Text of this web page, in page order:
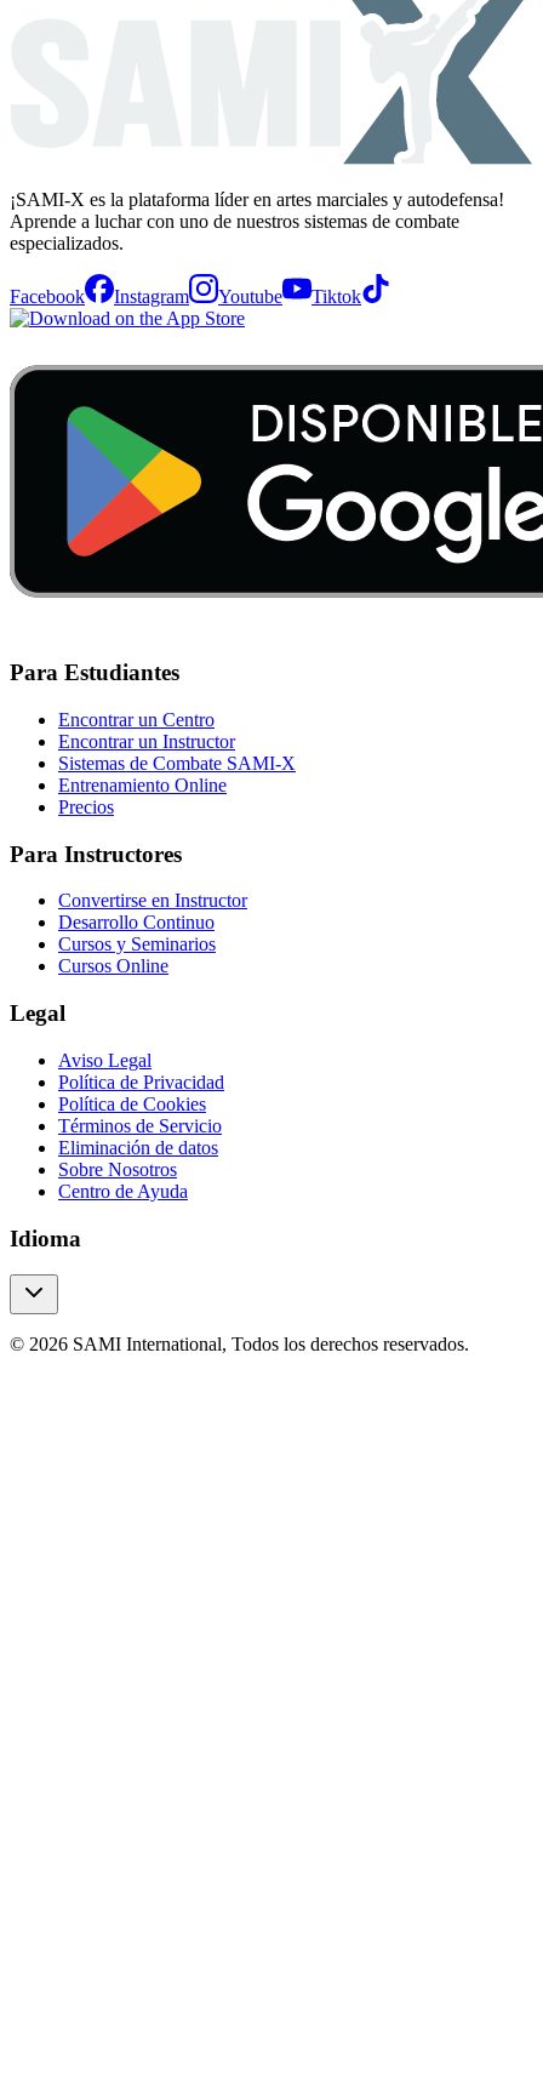
¡SAMI-X es la plataforma líder en artes marciales y autodefensa!
Aprende a luchar con uno de nuestros sistemas de combate
especializados.
Facebook Instagram Youtube Tiktok
Para Estudiantes
Encontrar un Centro
Encontrar un Instructor
Sistemas de Combate SAMI-X
Entrenamiento Online
Precios
Para Instructores
Convertirse en Instructor
Desarrollo Continuo
Cursos y Seminarios
Cursos Online
Legal
Aviso Legal
Política de Privacidad
Política de Cookies
Términos de Servicio
Eliminación de datos
Sobre Nosotros
Centro de Ayuda
Idioma
© 2026 SAMI International, Todos los derechos reservados.